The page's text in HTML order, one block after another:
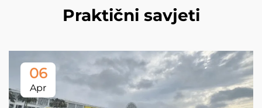
Praktični savjeti
06
Apr